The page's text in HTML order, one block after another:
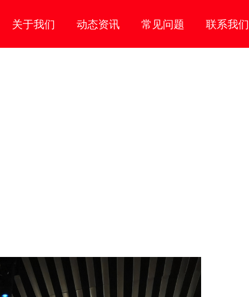
关于我们 动态资讯 常见问题 联系我们